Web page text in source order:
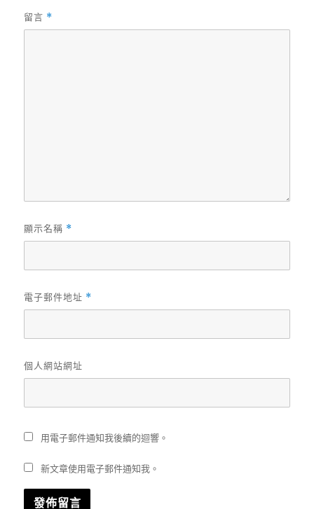
留言 *
顯示名稱 *
電子郵件地址 *
個人網站網址
用電子郵件通知我後續的迴響。
新文章使用電子郵件通知我。